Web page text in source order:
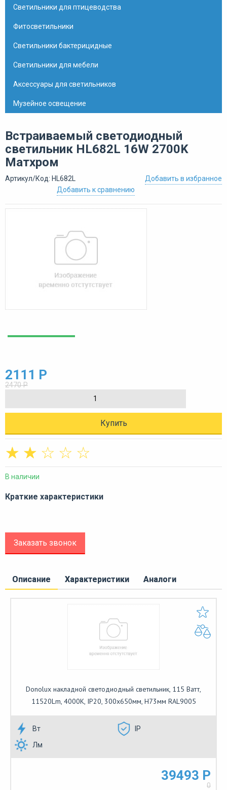
Светильники для птицеводства
Фитосветильники
Светильники бактерицидные
Светильники для мебели
Аксессуары для светильников
Музейное освещение
Встраиваемый светодиодный
светильник HL682L 16W 2700K
Матхром
Артикул/Код: HL682L
Добавить в избранное
Добавить к сравнению
2111 Р
2470 Р
Купить
☆
☆
☆
☆
☆
В наличии
Краткие характеристики
Заказать звонок
Описание Характеристики Аналоги
Donolux накладной светодиодный светильник, 115 Ватт,
11520Lm, 4000К, IP20, 300х650мм, H73мм RAL9005
Вт
IP
Лм
39493 Р
0